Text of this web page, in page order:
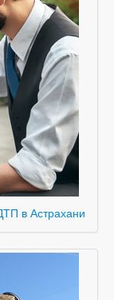
в Астрахани